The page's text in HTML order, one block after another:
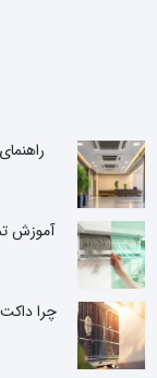
آموزش
چرا